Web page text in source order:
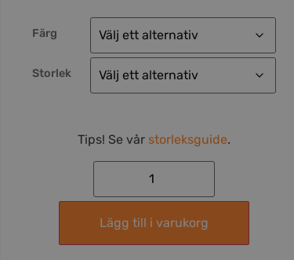
Färg
Storlek
Tips! Se vår storleksguide.
Lägg till i varukorg